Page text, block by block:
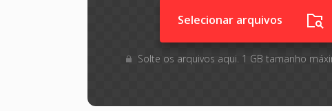
Selecionar arquivos
Solte os arquivos aqui. 1 GB tamanho